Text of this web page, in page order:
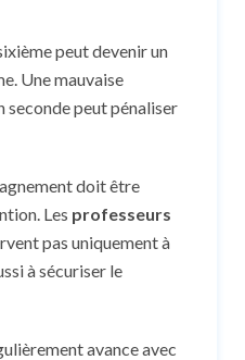
peut devenir un
Une mauvaise
seconde peut pénaliser
doit être
Les professeurs
pas uniquement à
à sécuriser le
avance avec